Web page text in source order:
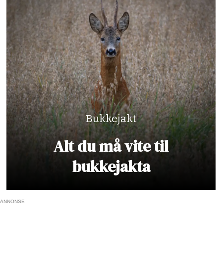
Bukkejakt
Alt du må vite til
bukkejakta
ANNONSE